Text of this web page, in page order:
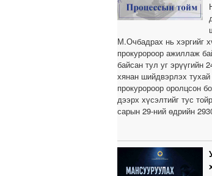
М.Очбадрах нь хэргийг
прокуророор ажиллаж
байсан тул уг эрүүгийн
хянан шийдвэрлэх тухай
прокуророор оролцсон
дээрх хүсэлтийг тус
сарын 29-ний өдрийн